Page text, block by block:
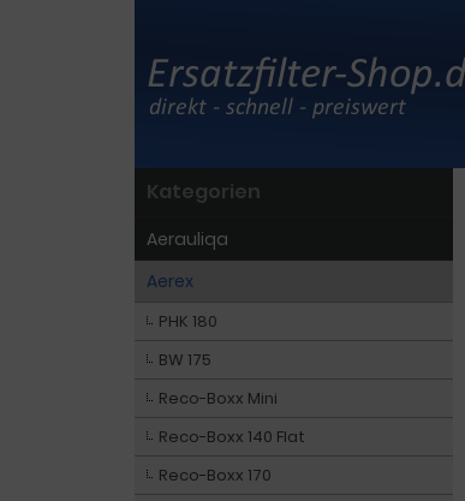
Kategorien
Aerauliqa
Aerex
PHK 180
BW 175
Reco-Boxx Mini
Reco-Boxx 140 Flat
Reco-Boxx 170